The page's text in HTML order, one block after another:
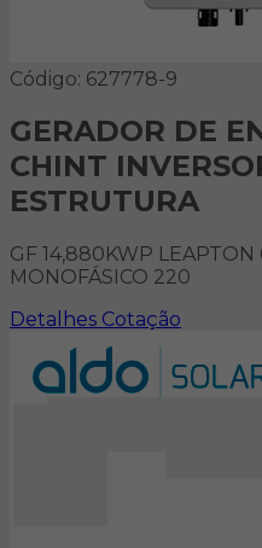
Código: 627778-9
GERADOR DE
CHINT
ESTRUTURA
GF 14,880KWP
MONOFÁSICO 220
Detalhes Cotação